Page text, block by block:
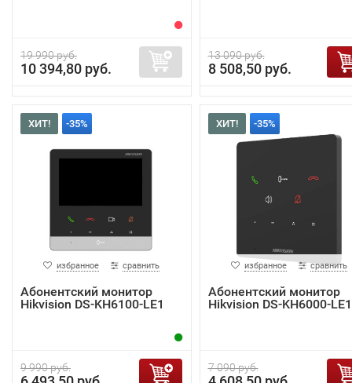
19 990 руб.
10 394,80 руб.
13 090 руб.
8 508,50 руб.
ХИТ! -35%
избранное сравнить
Абонентский монитор
Hikvision DS-KH6100-LE1
9 990 руб.
ХИТ! -35%
избранное сравнить
Абонентский монитор
Hikvision DS-KH6000-LE1
7 090 руб.